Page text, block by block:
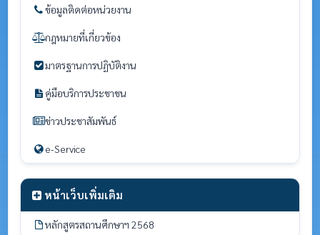
ข้อมูลติดต่อหน่วยงาน
กฎหมายที่เกี่ยวข้อง
มาตรฐานการปฏิบัติงาน
คู่มือบริการประชาชน
ข่าวประชาสัมพันธ์
e-Service
หน้าเว็บเพิ่มเติม
หลักสูตรสถานศึกษาฯ 2568